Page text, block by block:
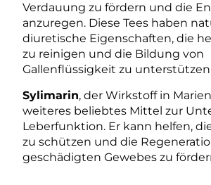
Verdauung zu fördern und die
anzuregen. Diese Tees haben
diuretische Eigenschaften, die
zu reinigen und die Bildung von
Gallenflüssigkeit zu
Sylimarin, der Wirkstoff in
weiteres beliebtes Mittel zur
Leberfunktion. Er kann helfen,
zu schützen und die
geschädigten Gewebes zu